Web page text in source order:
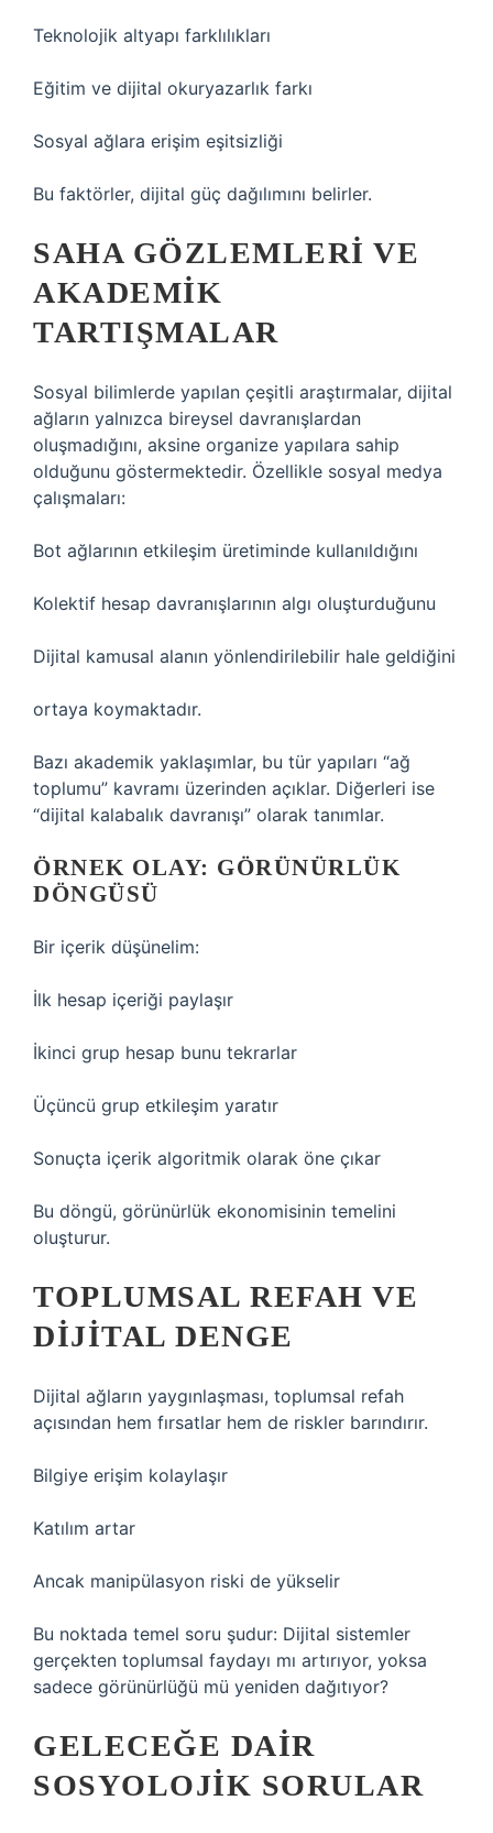
Teknolojik altyapı farklılıkları
Eğitim ve dijital okuryazarlık farkı
Sosyal ağlara erişim eşitsizliği
Bu faktörler, dijital güç dağılımını belirler.
SAHA GÖZLEMLERI VE
AKADEMIK
TARTIŞMALAR
Sosyal bilimlerde yapılan çeşitli araştırmalar, dijital
ağların yalnızca bireysel davranışlardan
oluşmadığını, aksine organize yapılara sahip
olduğunu göstermektedir. Özellikle sosyal medya
çalışmaları:
Bot ağlarının etkileşim üretiminde kullanıldığını
Kolektif hesap davranışlarının algı oluşturduğunu
Dijital kamusal alanın yönlendirilebilir hale geldiğini
ortaya koymaktadır.
Bazı akademik yaklaşımlar, bu tür yapıları “ağ
toplumu” kavramı üzerinden açıklar. Diğerleri ise
“dijital kalabalık davranışı” olarak tanımlar.
ÖRNEK OLAY: GÖRÜNÜRLÜK
DÖNGÜSÜ
Bir içerik düşünelim:
İlk hesap içeriği paylaşır
İkinci grup hesap bunu tekrarlar
Üçüncü grup etkileşim yaratır
Sonuçta içerik algoritmik olarak öne çıkar
Bu döngü, görünürlük ekonomisinin temelini
oluşturur.
TOPLUMSAL REFAH VE
DIJITAL DENGE
Dijital ağların yaygınlaşması, toplumsal refah
açısından hem fırsatlar hem de riskler barındırır.
Bilgiye erişim kolaylaşır
Katılım artar
Ancak manipülasyon riski de yükselir
Bu noktada temel soru şudur: Dijital sistemler
gerçekten toplumsal faydayı mı artırıyor, yoksa
sadece görünürlüğü mü yeniden dağıtıyor?
GELECEĞE DAIR
SOSYOLOJIK SORULAR